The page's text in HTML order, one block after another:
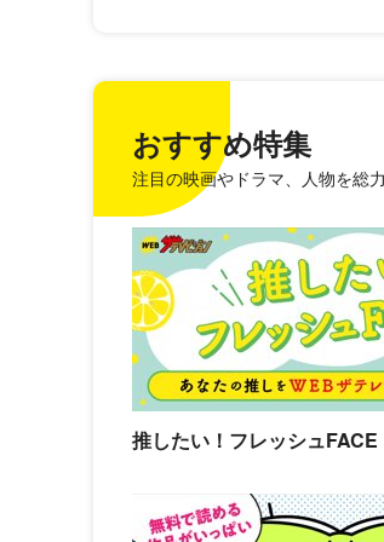
おすすめ特集
注目の映画やドラマ、人物を総
推したい！フレッシュFACE